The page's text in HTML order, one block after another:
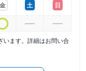
金
土
日
います。詳細はお問い合